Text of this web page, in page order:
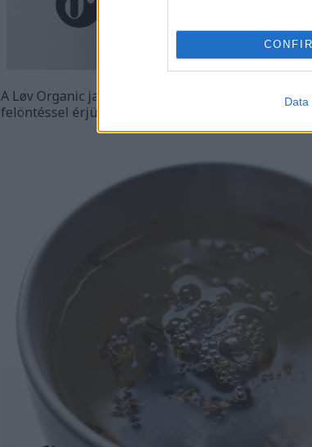
Data
A Løv Organic javallata szerint az ideális italt 80
felöntéssel érjük el.